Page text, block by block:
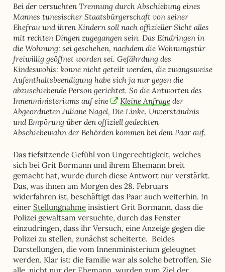
Bei der versuchten Trennung durch Abschiebung eines
Mannes tunesischer Staatsbürgerschaft von seiner
Ehefrau und ihren Kindern soll nach offizieller Sicht alles
mit rechten Dingen zugegangen sein. Das Eindringen in
die Wohnung: sei geschehen, nachdem die Wohnungstür
freiwillig geöffnet worden sei. Gefährdung des
Kindeswohls: könne nicht geteilt werden, die zwangsweise
Aufenthaltsbeendigung habe sich ja nur gegen die
abzuschiebende Person gerichtet. So die Antworten des
Innenministeriums auf eine
Kleine Anfrage der
Abgeordneten Juliane Nagel, Die Linke. Unverständnis
und Empörung über den offiziell gedeckten
Abschiebewahn der Behörden kommen bei dem Paar auf.
Das tiefsitzende Gefühl von Ungerechtigkeit, welches
sich bei Grit Bormann und ihrem Ehemann breit
gemacht hat, wurde durch diese Antwort nur verstärkt.
Das, was ihnen am Morgen des 28. Februars
widerfahren ist, beschäftigt das Paar auch weiterhin. In
einer Stellungnahmeinsistiert Grit Bormann, dass die
Polizei gewaltsam versuchte, durch das Fenster
einzudringen, dass ihr Versuch, eine Anzeige gegen die
Polizei zu stellen, zunächst scheiterte. Beides
Darstellungen, die vom Innenministerium geleugnet
werden. Klar ist: die Familie war als solche betroffen. Sie
alle, nicht nur der Ehemann, wurden zum Ziel der